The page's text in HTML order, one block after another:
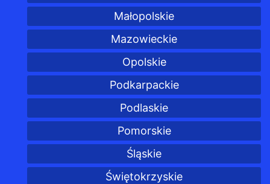
Małopolskie
Mazowieckie
Opolskie
Podkarpackie
Podlaskie
Pomorskie
Śląskie
Świętokrzyskie